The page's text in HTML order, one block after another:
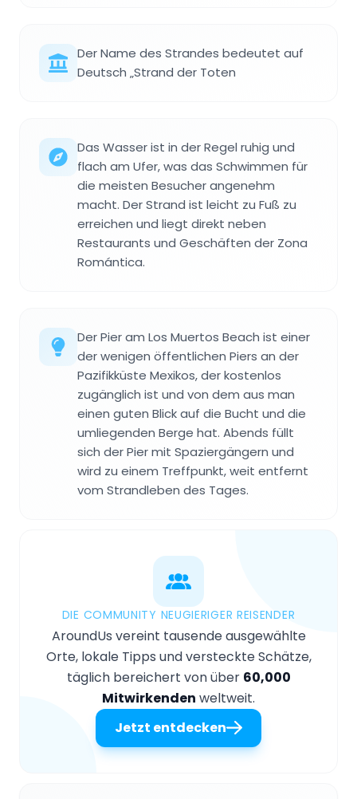
Der Name des Strandes bedeutet auf
Deutsch „Strand der Toten
Das Wasser ist in der Regel ruhig und
flach am Ufer, was das Schwimmen für
die meisten Besucher angenehm
macht. Der Strand ist leicht zu Fuß zu
erreichen und liegt direkt neben
Restaurants und Geschäften der Zona
Romántica.
Der Pier am Los Muertos Beach ist einer
der wenigen öffentlichen Piers an der
Pazifikküste Mexikos, der kostenlos
zugänglich ist und von dem aus man
einen guten Blick auf die Bucht und die
umliegenden Berge hat. Abends füllt
sich der Pier mit Spaziergängern und
wird zu einem Treffpunkt, weit entfernt
vom Strandleben des Tages.
DIE COMMUNITY NEUGIERIGER REISENDER
AroundUs vereint tausende ausgewählte
Orte, lokale Tipps und versteckte Schätze,
täglich bereichert von über 60,000
Mitwirkenden weltweit.
Jetzt entdecken